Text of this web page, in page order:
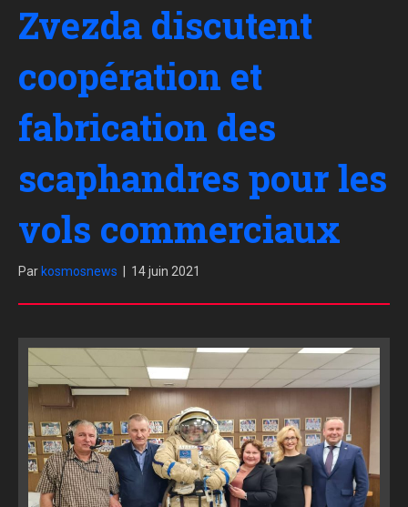
Zvezda discutent
coopération et
fabrication des
scaphandres pour les
vols commerciaux
Par kosmosnews 14 juin 2021